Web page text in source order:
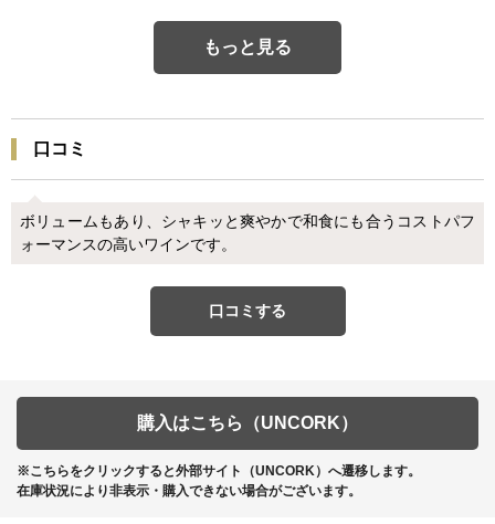
もっと見る
口コミ
ボリュームもあり、シャキッと爽やかで和食にも合うコストパフ
ォーマンスの高いワインです。
口コミする
購入はこちら（UNCORK）
※こちらをクリックすると外部サイト（UNCORK）へ遷移します。
在庫状況により非表示・購入できない場合がございます。